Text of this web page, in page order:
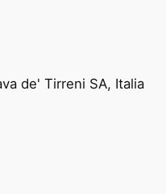
de' Tirreni SA, Italia